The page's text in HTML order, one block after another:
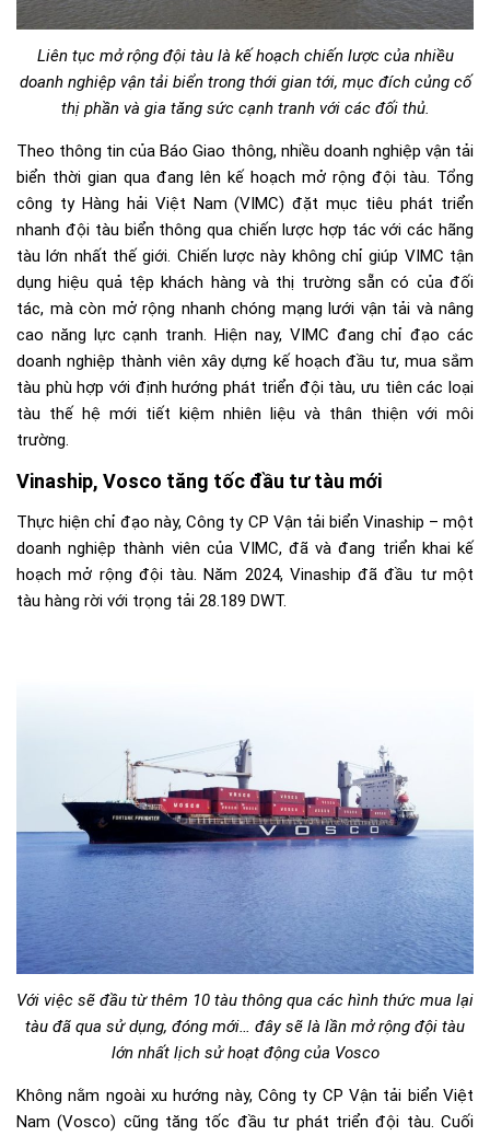
Liên tục mở rộng đội tàu là kế hoạch chiến lược của nhiều
doanh nghiệp vận tải biển trong thới gian tới, mục đích củng cố
thị phần và gia tăng sức cạnh tranh với các đối thủ.
Theo thông tin của Báo Giao thông, nhiều doanh nghiệp vận tải
biển thời gian qua đang lên kế hoạch mở rộng đội tàu. Tổng
công ty Hàng hải Việt Nam (VIMC) đặt mục tiêu phát triển
nhanh đội tàu biển thông qua chiến lược hợp tác với các hãng
tàu lớn nhất thế giới. Chiến lược này không chỉ giúp VIMC tận
dụng hiệu quả tệp khách hàng và thị trường sẵn có của đối
tác, mà còn mở rộng nhanh chóng mạng lưới vận tải và nâng
cao năng lực cạnh tranh. Hiện nay, VIMC đang chỉ đạo các
doanh nghiệp thành viên xây dựng kế hoạch đầu tư, mua sắm
tàu phù hợp với định hướng phát triển đội tàu, ưu tiên các loại
tàu thế hệ mới tiết kiệm nhiên liệu và thân thiện với môi
trường.
Vinaship, Vosco tăng tốc đầu tư tàu mới
Thực hiện chỉ đạo này, Công ty CP Vận tải biển Vinaship – một
doanh nghiệp thành viên của VIMC, đã và đang triển khai kế
hoạch mở rộng đội tàu. Năm 2024, Vinaship đã đầu tư một
tàu hàng rời với trọng tải 28.189 DWT.
Với việc sẽ đầu từ thêm 10 tàu thông qua các hình thức mua lại
tàu đã qua sử dụng, đóng mới… đây sẽ là lần mở rộng đội tàu
lớn nhất lịch sử hoạt động của Vosco
Không nằm ngoài xu hướng này, Công ty CP Vận tải biển Việt
Nam (Vosco) cũng tăng tốc đầu tư phát triển đội tàu. Cuối